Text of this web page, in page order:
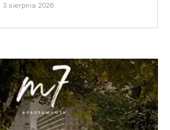
3 sierpnia 2026